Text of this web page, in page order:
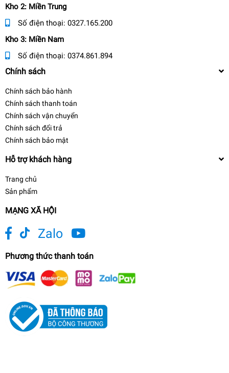
Kho 2: Miền Trung
Số điện thoại: 0327.165.200
Kho 3: Miền Nam
Số điện thoại: 0374.861.894
Chính sách
Chính sách bảo hành
Chính sách thanh toán
Chính sách vận chuyển
Chính sách đổi trả
Chính sách bảo mật
Hỗ trợ khách hàng
Trang chủ
Sản phẩm
MẠNG XÃ HỘI
Zalo
Phương thức thanh toán